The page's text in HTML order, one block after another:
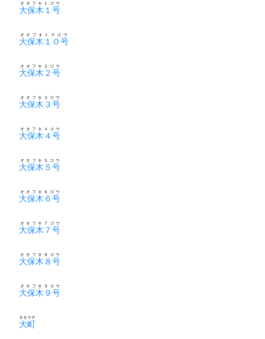
大保木１号
オオフキ１ゴウ
大保木１０号
オオフキ１０ゴウ
大保木２号
オオフキ２ゴウ
大保木３号
オオフキ３ゴウ
大保木４号
オオフキ４ゴウ
大保木５号
オオフキ５ゴウ
大保木６号
オオフキ６ゴウ
大保木７号
オオフキ７ゴウ
大保木８号
オオフキ８ゴウ
大保木９号
オオフキ９ゴウ
大町
オオマチ